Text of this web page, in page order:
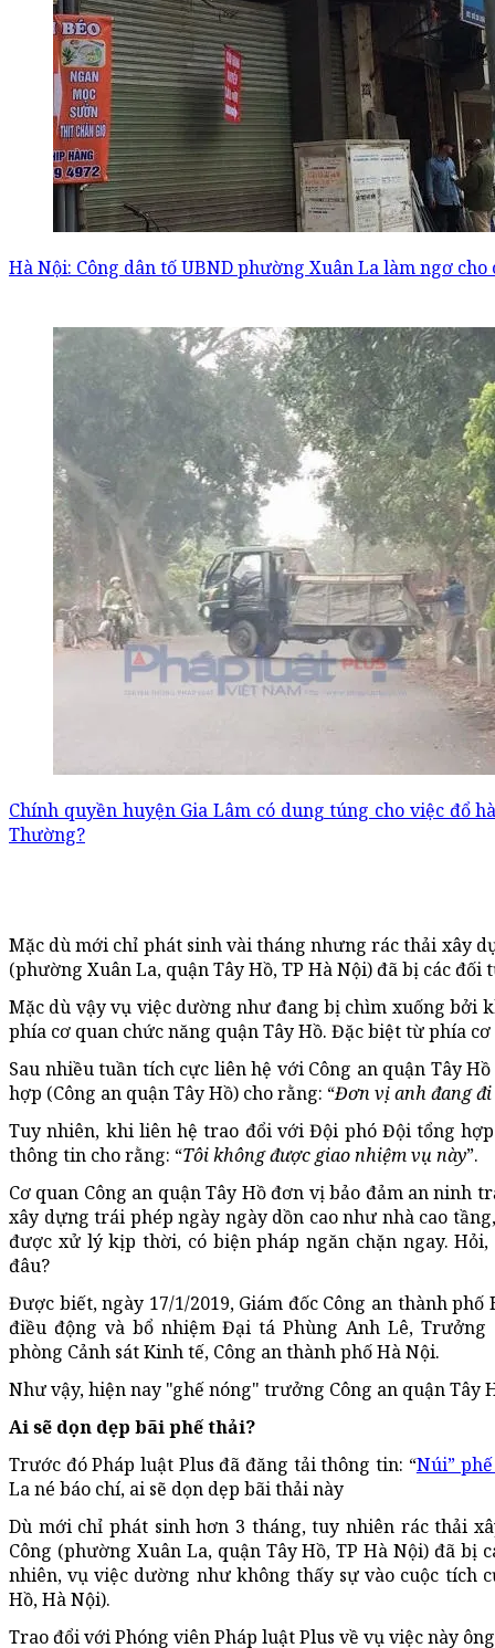
Hà Nội: Công dân tố UBND phường Xuân La làm ngơ
Chính quyền huyện Gia Lâm có dung túng cho việc đổ
Thường?
Mặc dù mới chỉ phát sinh vài tháng nhưng rác thải xây
(phường Xuân La, quận Tây Hồ, TP Hà Nội) đã bị các
Mặc dù vậy vụ việc dường như đang bị chìm xuống bởi
phía cơ quan chức năng quận Tây Hồ. Đặc biệt từ phía cơ
Sau nhiều tuần tích cực liên hệ với Công an quận Tây
hợp (Công an quận Tây Hồ) cho rằng: “Đơn vị anh đang đi
Tuy nhiên, khi liên hệ trao đổi với Đội phó Đội tổng
thông tin cho rằng: “Tôi không được giao nhiệm vụ này”.
Cơ quan Công an quận Tây Hồ đơn vị bảo đảm an
xây dựng trái phép ngày ngày dồn cao như nhà cao
được xử lý kịp thời, có biện pháp ngăn chặn ngay.
đâu?
Được biết, ngày 17/1/2019, Giám đốc Công an thành
điều động và bổ nhiệm Đại tá Phùng Anh Lê,
phòng Cảnh sát Kinh tế, Công an thành phố Hà Nội.
Như vậy, hiện nay "ghế nóng" trưởng Công an quận Tây
Ai sẽ dọn dẹp bãi phế thải?
Trước đó Pháp luật Plus đã đăng tải thông tin: “Núi”
La né báo chí, ai sẽ dọn dẹp bãi thải này
Dù mới chỉ phát sinh hơn 3 tháng, tuy nhiên rác thải
Công (phường Xuân La, quận Tây Hồ, TP Hà Nội) đã
nhiên, vụ việc dường như không thấy sự vào cuộc tích
Hồ, Hà Nội).
Trao đổi với Phóng viên Pháp luật Plus về vụ việc này